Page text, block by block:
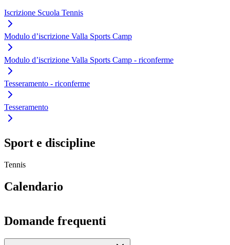
Iscrizione Scuola Tennis
Modulo d’iscrizione Valla Sports Camp
Modulo d’iscrizione Valla Sports Camp - riconferme
Tesseramento - riconferme
Tesseramento
Sport e discipline
Tennis
Calendario
Domande frequenti